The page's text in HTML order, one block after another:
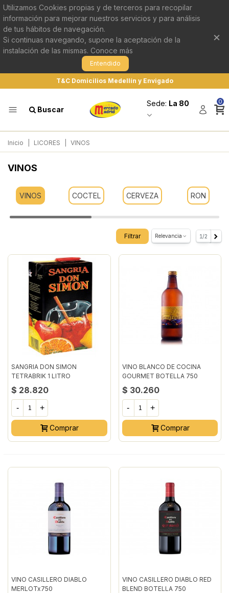
Utilizamos Cookies propias y de terceros para recopilar
información para mejorar nuestros servicios y para análisis
de tus hábitos de navegación.
Si continuas navegando, supone la aceptación de la
instalación de las mismas. Conoce más
Entendido
×
T&C Domicilios Medellín y Envigado
Buscar
Sede: La 80 0
Inicio LICORES VINOS
VINOS
VINOS COCTEL CERVEZA RON
Filtrar Relevancia 1/2
SANGRIA DON SIMON
TETRABRIK 1 LITRO
$ 28.820
- +
Comprar
VINO BLANCO DE COCINA
GOURMET BOTELLA 750
MILILITROxUN
$ 30.260
- +
Comprar
VINO CASILLERO DIABLO
MERLOTx750
VINO CASILLERO DIABLO RED
BLEND BOTELLA 750